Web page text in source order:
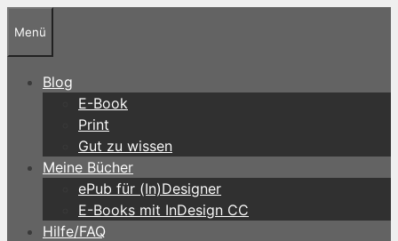
Inhalt
springen
Menü
Blog
E-Book
Print
Gut zu wissen
Meine Bücher
ePub für (In)Designer
E-Books mit InDesign CC
Hilfe/FAQ